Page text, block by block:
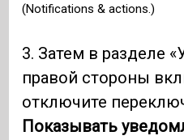
(Notifications & actions.)
3. Затем в разделе
правой стороны
отключите
Показывать